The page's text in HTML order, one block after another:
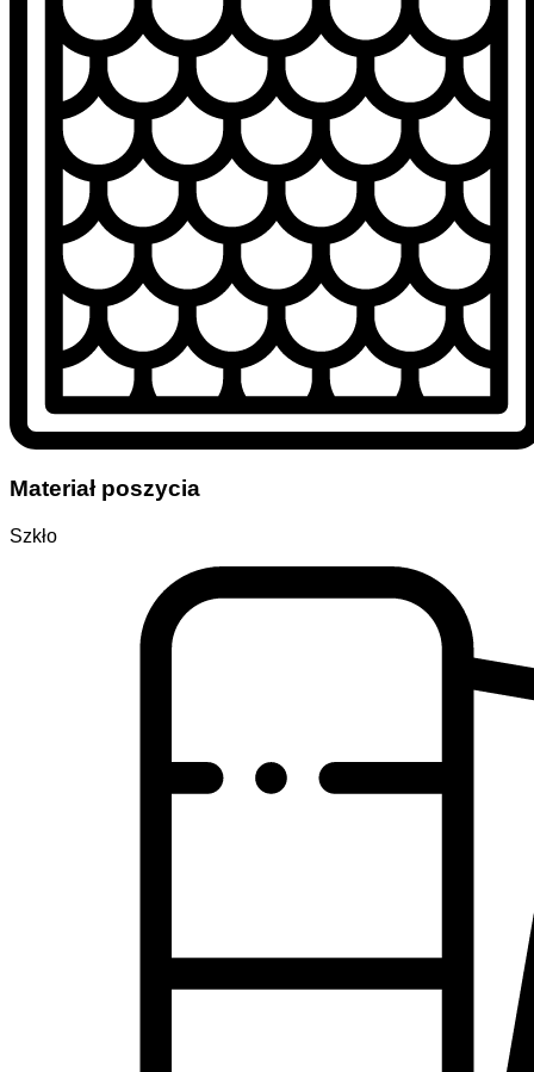
Materiał poszycia
Szkło